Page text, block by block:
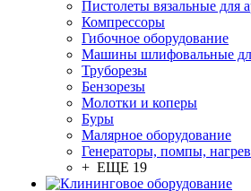
Пистолеты вязальные для
Компрессоры
Гибочное оборудование
Машины шлифовальные
Труборезы
Бензорезы
Молотки и коперы
Буры
Малярное оборудование
Генераторы, помпы,
+ ЕЩЕ 19